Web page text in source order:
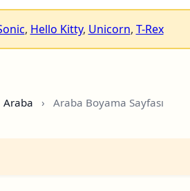
, Hello Kitty, Unicorn, T-Rex
Araba › Araba Boyama Sayfası